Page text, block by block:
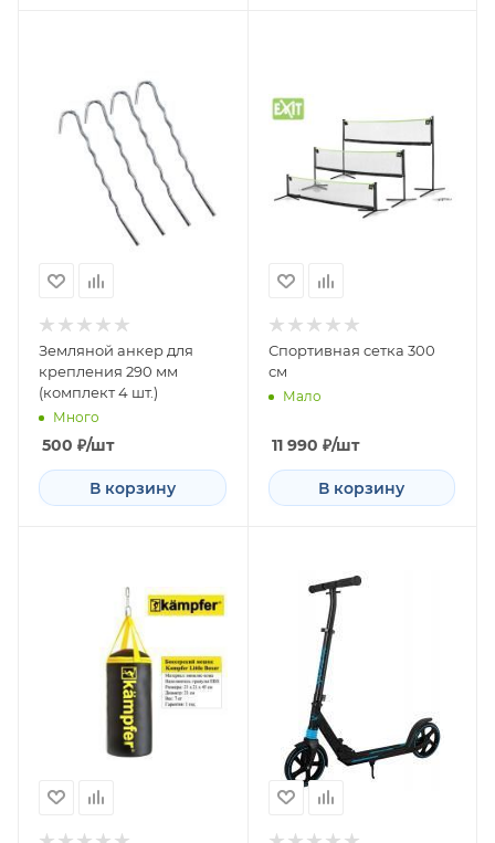
Земляной анкер для
крепления 290 мм
(комплект 4 шт.)
Много
500 ₽/шт
В корзину
Спoртивнaя ceткa 300
см
Мало
11 990 ₽/шт
В корзину